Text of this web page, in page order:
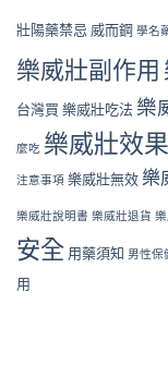
壯陽藥禁忌 威而鋼 學名
樂威壯副作用
台灣買 樂威壯吃法 樂
麼吃 樂威壯效果
注意事項 樂威壯無效樂
樂威壯說明書 樂威壯退貨
安全 用藥須知 男性保
用